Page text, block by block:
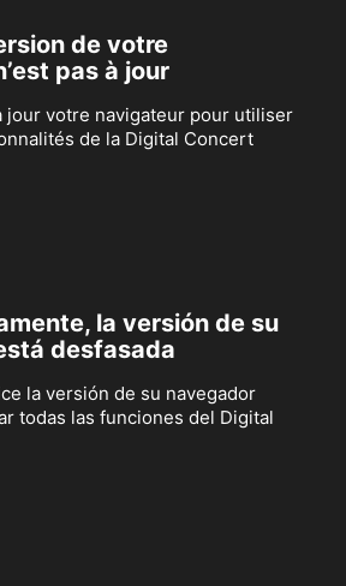
de votre
pas à jour
jour votre navigateur pour utiliser
de la Digital Concert
la versión de su
desfasada
la versión de su navegador
todas las funciones del Digital